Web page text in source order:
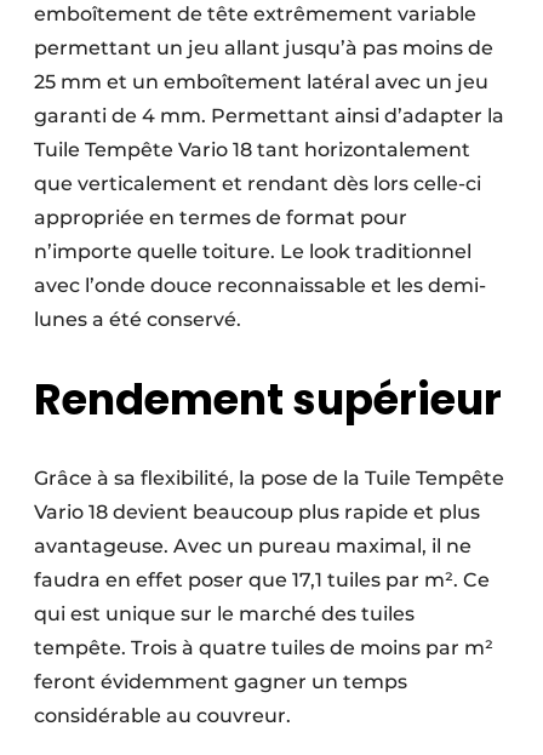
Travaux ferroviaires
emboîtement de tête extrêmement variable
permettant un jeu allant jusqu’à pas moins de
25 mm et un emboîtement latéral avec un jeu
garanti de 4 mm. Permettant ainsi d’adapter la
Tuile Tempête Vario 18 tant horizontalement
que verticalement et rendant dès lors celle-ci
appropriée en termes de format pour
n’importe quelle toiture. Le look traditionnel
avec l’onde douce reconnaissable et les demi-
lunes a été conservé.
Rendement supérieur
Grâce à sa flexibilité, la pose de la Tuile Tempête
Vario 18 devient beaucoup plus rapide et plus
avantageuse. Avec un pureau maximal, il ne
faudra en effet poser que 17,1 tuiles par m². Ce
qui est unique sur le marché des tuiles
tempête. Trois à quatre tuiles de moins par m²
feront évidemment gagner un temps
considérable au couvreur.